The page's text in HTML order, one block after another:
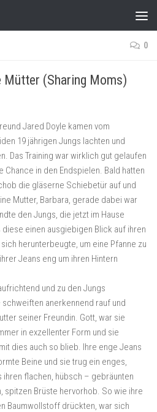
0
Mütter (Sharing Moms)
Jared Doyle kamen vom
19 jährigen Jungs lachten und
Das Training war wirklich gut gelaufen
Chance in den Endspielen. Bald hatten
die gläserne Schiebetür auf und
Mutter, Barbara, gerade dabei war
den Jungs, die jetzt im Hause
einen ausgiebigen Blick auf ihren
herunterbeugte, um eine Pfanne zu
Jeans eng um ihren Hintern
und zu den Jungs
anerkennend rauf und
seiner Freundin. Gott, war sie
in exzellenter Form und sie
dies auch so blieb. Ihre enge Jeans
Beine und sie trug ein enges,
flachen, hübsch – gebräunten
spitzen Brüste hervorhob. So wie ihre
Baumwollstoff drückten, war sich